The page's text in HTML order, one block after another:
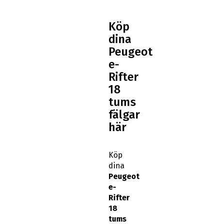
Köp
dina
Peugeot
e-
Rifter
18
tums
fälgar
här
Köp
dina
Peugeot
e-
Rifter
18
tums